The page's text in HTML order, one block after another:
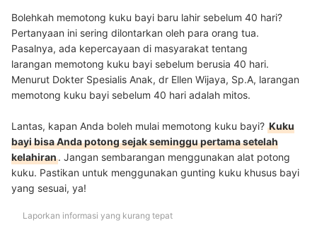
Bolehkah memotong kuku bayi baru lahir sebelum 40 hari?
Pertanyaan ini sering dilontarkan oleh para orang tua.
Pasalnya, ada kepercayaan di masyarakat tentang
larangan memotong kuku bayi sebelum berusia 40 hari.
Menurut Dokter Spesialis Anak, dr Ellen Wijaya, Sp.A, larangan
memotong kuku bayi sebelum 40 hari adalah mitos.
Lantas, kapan Anda boleh mulai memotong kuku bayi? Kuku
bayi bisa Anda potong sejak seminggu pertama setelah
kelahiran. Jangan sembarangan menggunakan alat potong
kuku. Pastikan untuk menggunakan gunting kuku khusus bayi
yang sesuai, ya!
Laporkan informasi yang kurang tepat